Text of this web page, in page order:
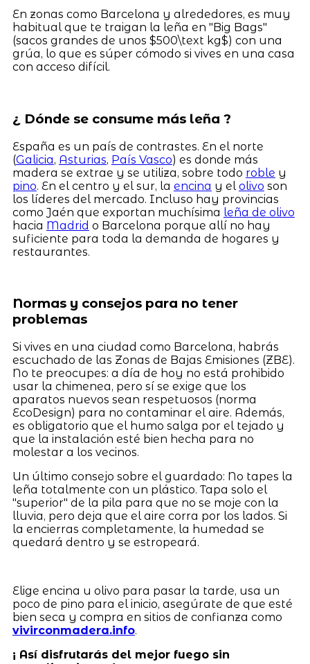
En zonas como Barcelona y alrededores, es muy
habitual que te traigan la leña en "Big Bags"
(sacos grandes de unos $500\text kg$) con una
grúa, lo que es súper cómodo si vives en una casa
con acceso difícil.
¿ Dónde se consume más leña ?
España es un país de contrastes. En el norte
(Galicia, Asturias, País Vasco) es donde más
madera se extrae y se utiliza, sobre todo roble y
pino. En el centro y el sur, la encina y el olivo son
los líderes del mercado. Incluso hay provincias
como Jaén que exportan muchísima leña de olivo
hacia Madrid o Barcelona porque allí no hay
suficiente para toda la demanda de hogares y
restaurantes.
Normas y consejos para no tener
problemas
Si vives en una ciudad como Barcelona, habrás
escuchado de las Zonas de Bajas Emisiones (ZBE).
No te preocupes: a día de hoy no está prohibido
usar la chimenea, pero sí se exige que los
aparatos nuevos sean respetuosos (norma
EcoDesign) para no contaminar el aire. Además,
es obligatorio que el humo salga por el tejado y
que la instalación esté bien hecha para no
molestar a los vecinos.
Un último consejo sobre el guardado: No tapes la
leña totalmente con un plástico. Tapa solo el
"superior" de la pila para que no se moje con la
lluvia, pero deja que el aire corra por los lados. Si
la encierras completamente, la humedad se
quedará dentro y se estropeará.
Elige encina u olivo para pasar la tarde, usa un
poco de pino para el inicio, asegúrate de que esté
bien seca y compra en sitios de confianza como
vivirconmadera.info.
¡ Así disfrutarás del mejor fuego sin